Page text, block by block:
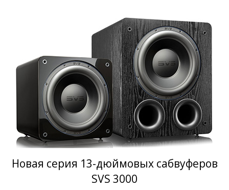
Новая серия 13-дюймовых сабвуферов
SVS 3000